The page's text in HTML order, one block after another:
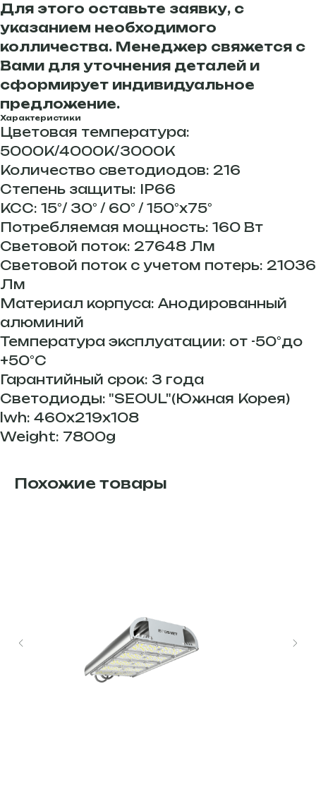
Для этого оставьте заявку, с
указанием необходимого
колличества. Менеджер свяжется с
Вами для уточнения деталей и
сформирует индивидуальное
предложение.
Характеристики
Цветовая температура:
5000К/4000К/3000К
Количество светодиодов: 216
Степень защиты: IP66
КСС: 15°/ 30° / 60° / 150°х75°
Потребляемая мощность: 160 Вт
Световой поток: 27648 Лм
Световой поток с учетом потерь: 21036
Лм
Материал корпуса: Анодированный
алюминий
Температура эксплуатации: от -50°до
+50°С
Гарантийный срок: 3 года
Светодиоды: "SEOUL"(Южная Корея)
lwh: 460x219x108
Weight: 7800g
Похожие товары